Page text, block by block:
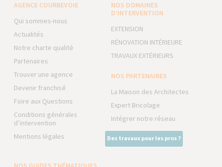
AGENCE COURBEVOIE
Qui sommes-nous
Actualités
Notre charte qualité
Partenaires
Trouver une agence
Devenir franchisé
Foire aux Questions
Conditions générales
d’intervention
Mentions légales
NOS DOMAINES
D’INTERVENTION
EXTENSION
RÉNOVATION INTÉRIEURE
TRAVAUX EXTÉRIEURS
NOS PARTENAIRES
La Maison des Architectes
Expert Bricolage
Intégrer notre réseau
Des travaux pour les pros ?